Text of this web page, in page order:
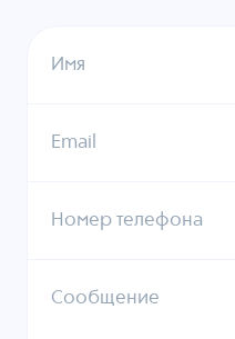
Имя
Email
Номер телефона
Сообщение